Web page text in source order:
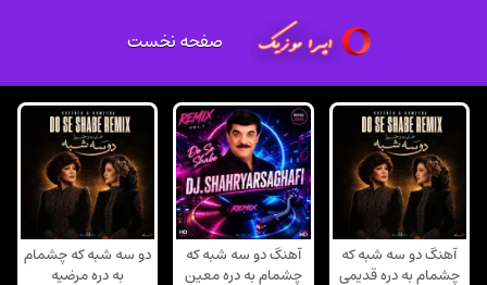
صفحه نخست
آهنگ دو سه شبه که
چشمام به دره قدیمی
آهنگ دو سه شبه که
چشمام به دره معین
دو سه شبه که چشمام
به دره مرضیه